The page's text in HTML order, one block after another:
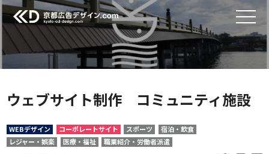
ウェブサイト制作 コミュニティ施設
WEBデザイン コーポレートサイト スポーツ
宿泊・飲食
レジャー・娯楽
医療・福祉 職業紹介・労働者派遣